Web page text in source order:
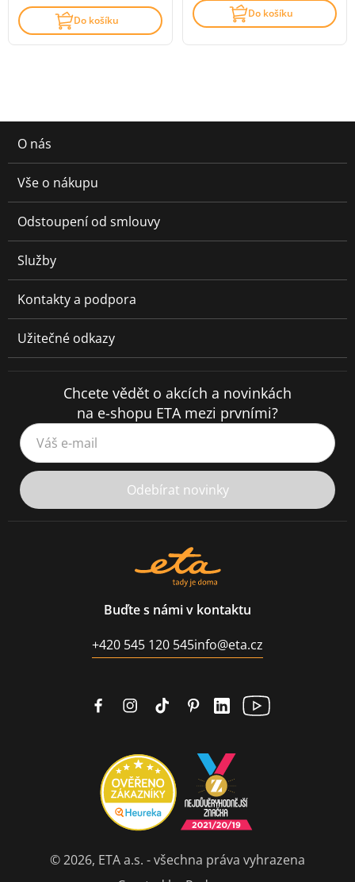
Do košíku Do košíku
O nás
Vše o nákupu
Odstoupení od smlouvy
Služby
Kontakty a podpora
Užitečné odkazy
Chcete vědět o akcích a novinkách
na e-shopu ETA mezi prvními?
Váš e-mail
Odebírat novinky
Buďte s námi v kontaktu
+420 545 120 545info@eta.cz
© 2026, ETA a.s. - všechna práva vyhrazena